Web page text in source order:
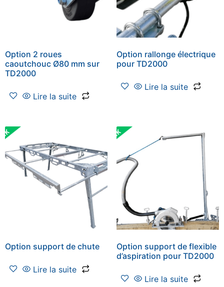
Option 2 roues
caoutchouc Ø80 mm sur
TD2000
Lire la suite
Option rallonge électrique
pour TD2000
Lire la suite
Option support de chute
Lire la suite
Option support de flexible
d’aspiration pour TD2000
Lire la suite